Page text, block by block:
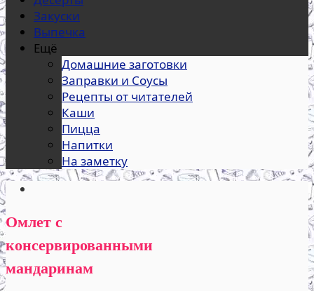
Закуски
Выпечка
Ещё
Домашние заготовки
Заправки и Соусы
Рецепты от читателей
Каши
Пицца
Напитки
На заметку
Омлет с
консервированными
мандаринам